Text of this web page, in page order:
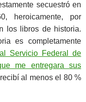
secuestró en
heroicamente, por
los libros de historia.
es completamente
Servicio Federal de
me entregara sus
al menos el 80 %